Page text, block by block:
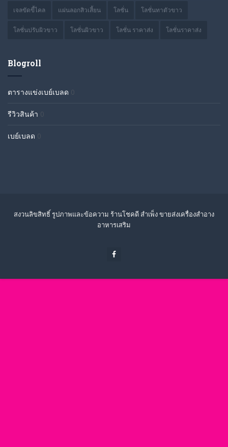
เจลขัดขี้ไคล แผ่นลอกสิวเสี้ยน โลชั่น โลชั่นทาตัวขาว
โลชั่นปรับผิวขาว โลชั่นผิวขาว โลชั่น ราคาส่ง โลชั่นราคาส่ง
Blogroll
ตารางแข่งเบย์เบลด 0
รีวิวสินค้า 0
เบย์เบลด 0
สงวนลิขสิทธิ์ รูปภาพและข้อความ ร้านโชคดี สำเพ็ง ขายส่งเครื่องสำอาง
อาหารเสริม